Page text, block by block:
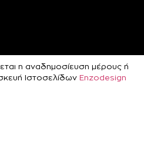
η αναδημοσίευση μέρους ή
Ιστοσελίδων Enzodesign